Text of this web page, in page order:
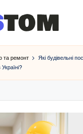
та ремонт
Які будівельні